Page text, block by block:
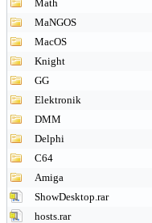
Math
MaNGOS
MacOS
Knight
GG
Elektronik
DMM
Delphi
C64
Amiga
ShowDesktop.rar
hosts.rar